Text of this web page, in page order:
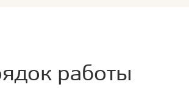
работы